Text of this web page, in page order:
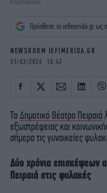
iBOOKS
OSCARS
NEWSLETTER
Κορυδαλλού
Πρόσθεσε το iefimerida.gr ως
NEWSROOM IEFIMERIDA.GR
31/03/2026 10:42
Το Δημοτικό Θέατρο Πειραιά
εξωστρέφειας και
σήμερα τις γυναικείες
Δύο χρόνια επισκέψεων
Πειραιά στις φυλακές